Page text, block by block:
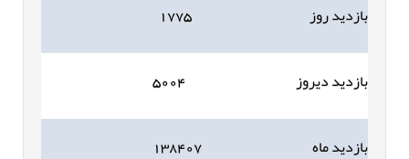
بازدید روز ۱۷۷۵
بازدید دیروز ۵۰۰۴
بازدید ماه
۱۳۸۴۰۷